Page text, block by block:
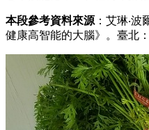
本段參考資料來源 ：艾琳‧
健康高智能的大腦》。臺北：